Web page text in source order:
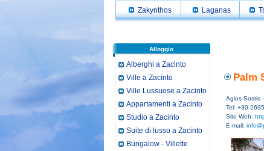
Zakynthos Laganas
Alloggio
Alberghi a Zacinto
Ville a Zacinto
Ville Lussuose a Zacinto
Appartamenti a Zacinto
Studio a Zacinto
Suite di lusso a Zacinto
Bungalow - Villette
Palm
Agios Sostis
Tel: +30
Sito Web:
E-mail: